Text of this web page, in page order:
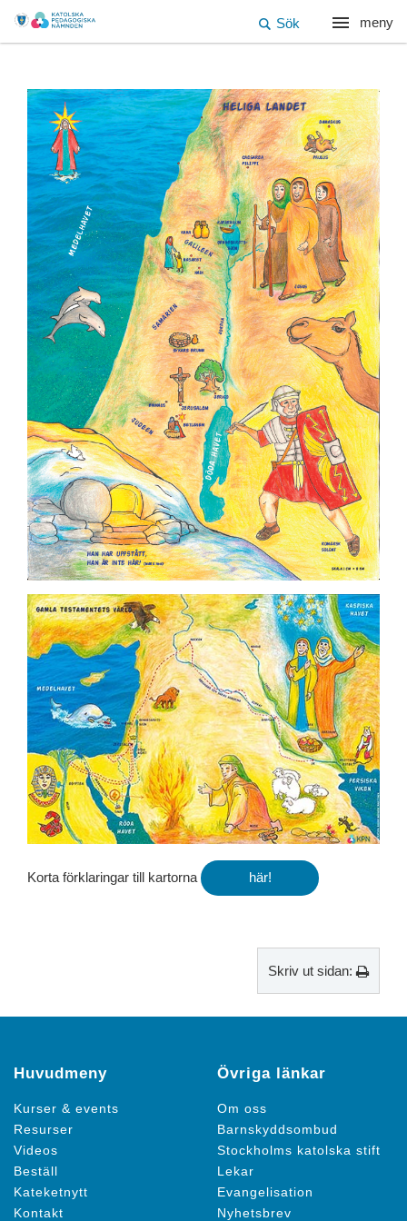
meny
Sök
Korta förklaringar till kartorna här!
Skriv ut sidan:
Huvudmeny
Kurser & events
Resurser
Videos
Beställ
Kateketnytt
Kontakt
Övriga länkar
Om oss
Barnskyddsombud
Stockholms katolska stift
Lekar
Evangelisation
Nyhetsbrev